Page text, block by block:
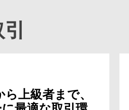
上級者まで、